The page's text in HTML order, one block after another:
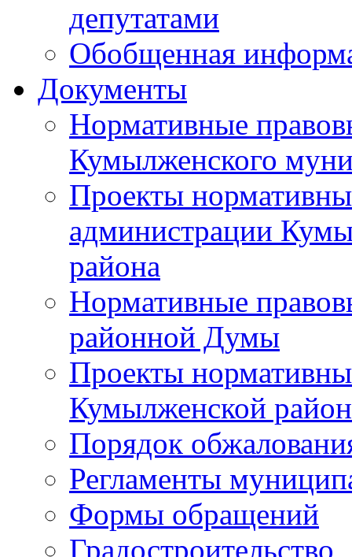
депутатами
Обобщенная
Документы
Нормативные
Кумылженского
Проекты
администрации
района
Нормативные
районной Думы
Проекты
Кумылженской
Порядок
Регламенты
Формы обращений
Градостроительство